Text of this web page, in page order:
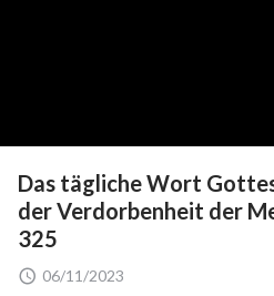
Das tägliche Wort
der Verdorbenheit der
325
06/11/2023